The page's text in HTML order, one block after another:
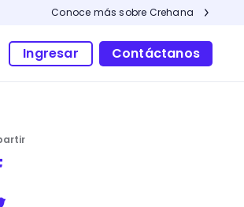
Conoce más sobre Crehana
Ingresar Contáctanos